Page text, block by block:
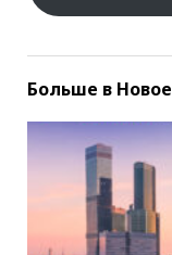
Больше в Новое